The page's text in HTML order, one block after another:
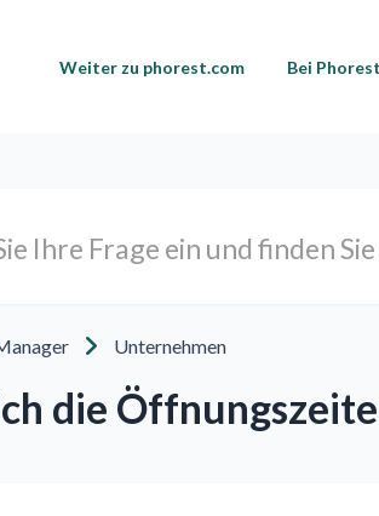
Weiter zu phorest.com Bei
Unternehmen
die